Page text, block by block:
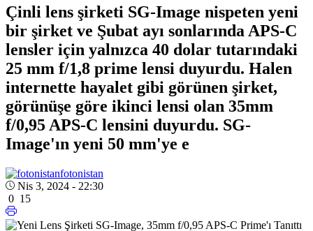
Çinli lens şirketi SG-Image nispeten yeni
bir şirket ve Şubat ayı sonlarında APS-C
lensler için yalnızca 40 dolar tutarındaki
25 mm f/1,8 prime lensi duyurdu. Halen
internette hayalet gibi görünen şirket,
görünüşe göre ikinci lensi olan 35mm
f/0,95 APS-C lensini duyurdu. SG-
Image'ın yeni 50 mm'ye e
fotonistan
Nis 3, 2024 - 22:30
0 15